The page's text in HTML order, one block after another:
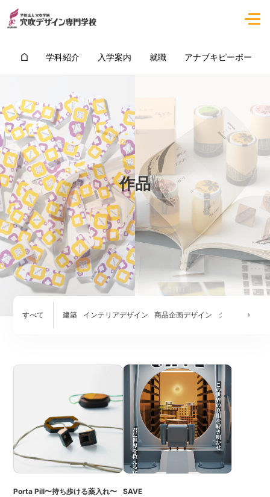
学科紹介 入学案内 就職 アナブキピーポー
作品
すべて 建築 インテリアデザイン 商品企画デザイン グラフィック
Porta Pill〜持ち歩ける薬入れ〜 SAVE